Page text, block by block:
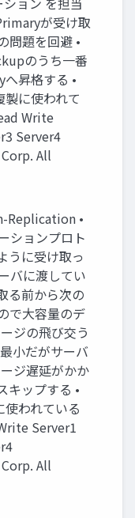
が受け取
問題を回避 •
のうち一番
昇格する •
に使われて
Write
Server4
All
Replication •
ションプロト
うに受け取っ
バに渡してい
る前から次の
で大容量のデ
ジの飛び交う
小だがサーバ
ジ遅延がかか
キップする •
われている
Server1
All